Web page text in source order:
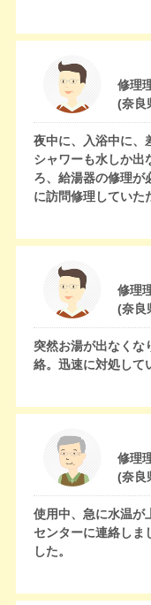
修理
(奈良
夜中に、入浴中に、
シャワーも水しか出
ろ、給湯器の修理が
に訪問修理していた
修理
(奈良
突然お湯が出なくな
絡。迅速に対処して
修理
(奈良
使用中、急に水温が
センターに連絡しま
した。